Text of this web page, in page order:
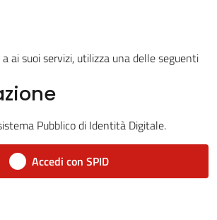
ai suoi servizi, utilizza una delle seguenti
Pubblico di Identità Digitale.
Accedi con SPID